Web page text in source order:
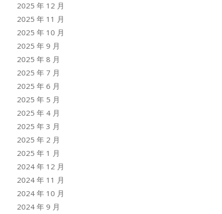
2025 年 12 月
2025 年 11 月
2025 年 10 月
2025 年 9 月
2025 年 8 月
2025 年 7 月
2025 年 6 月
2025 年 5 月
2025 年 4 月
2025 年 3 月
2025 年 2 月
2025 年 1 月
2024 年 12 月
2024 年 11 月
2024 年 10 月
2024 年 9 月